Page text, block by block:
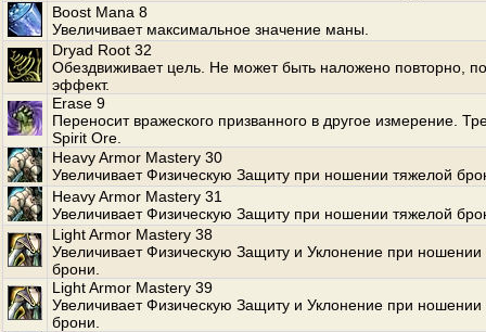
Boost Mana 8
Увеличивает максимальное значение маны.
Dryad Root 32
Обездвиживает цель. Не может быть наложено повторно,
эффект.
Erase 9
Переносит вражеского призванного в другое измерение.
Spirit Ore.
Heavy Armor Mastery 30
Увеличивает Физическую Защиту при ношении тяжелой
Heavy Armor Mastery 31
Увеличивает Физическую Защиту при ношении тяжелой
Light Armor Mastery 38
Увеличивает Физическую Защиту и Уклонение при ношении
брони.
Light Armor Mastery 39
Увеличивает Физическую Защиту и Уклонение при ношении
брони.